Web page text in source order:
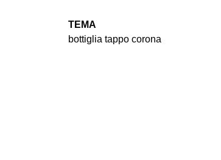
TEMA
bottiglia tappo corona